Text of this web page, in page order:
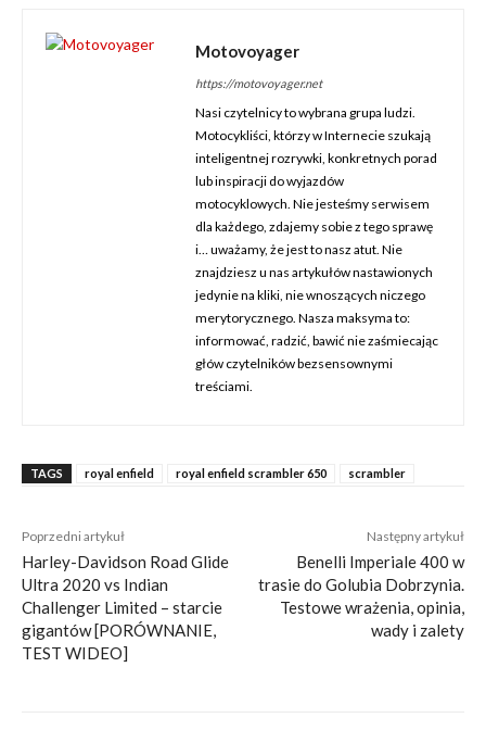
Motovoyager
https://motovoyager.net
Nasi czytelnicy to wybrana grupa ludzi.
Motocykliści, którzy w Internecie szukają
inteligentnej rozrywki, konkretnych porad
lub inspiracji do wyjazdów
motocyklowych. Nie jesteśmy serwisem
dla każdego, zdajemy sobie z tego sprawę
i… uważamy, że jest to nasz atut. Nie
znajdziesz u nas artykułów nastawionych
jedynie na kliki, nie wnoszących niczego
merytorycznego. Nasza maksyma to:
informować, radzić, bawić nie zaśmiecając
głów czytelników bezsensownymi
treściami.
TAGS royal enfield royal enfield scrambler 650 scrambler
Poprzedni artykuł
Harley-Davidson Road Glide
Ultra 2020 vs Indian
Challenger Limited – starcie
gigantów [PORÓWNANIE,
TEST WIDEO]
Następny artykuł
Benelli Imperiale 400 w
trasie do Golubia Dobrzynia.
Testowe wrażenia, opinia,
wady i zalety